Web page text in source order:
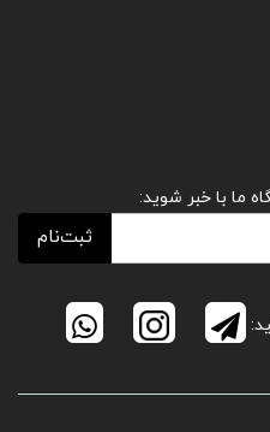
ما با خبر شوید:
ثبت‌نام